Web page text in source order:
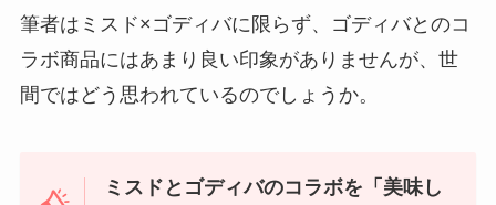
筆者はミスド×ゴディバに限らず、ゴディバとのコ
ラボ商品にはあまり良い印象がありませんが、世
間ではどう思われているのでしょうか。
ミスドとゴディバのコラボを「美味し